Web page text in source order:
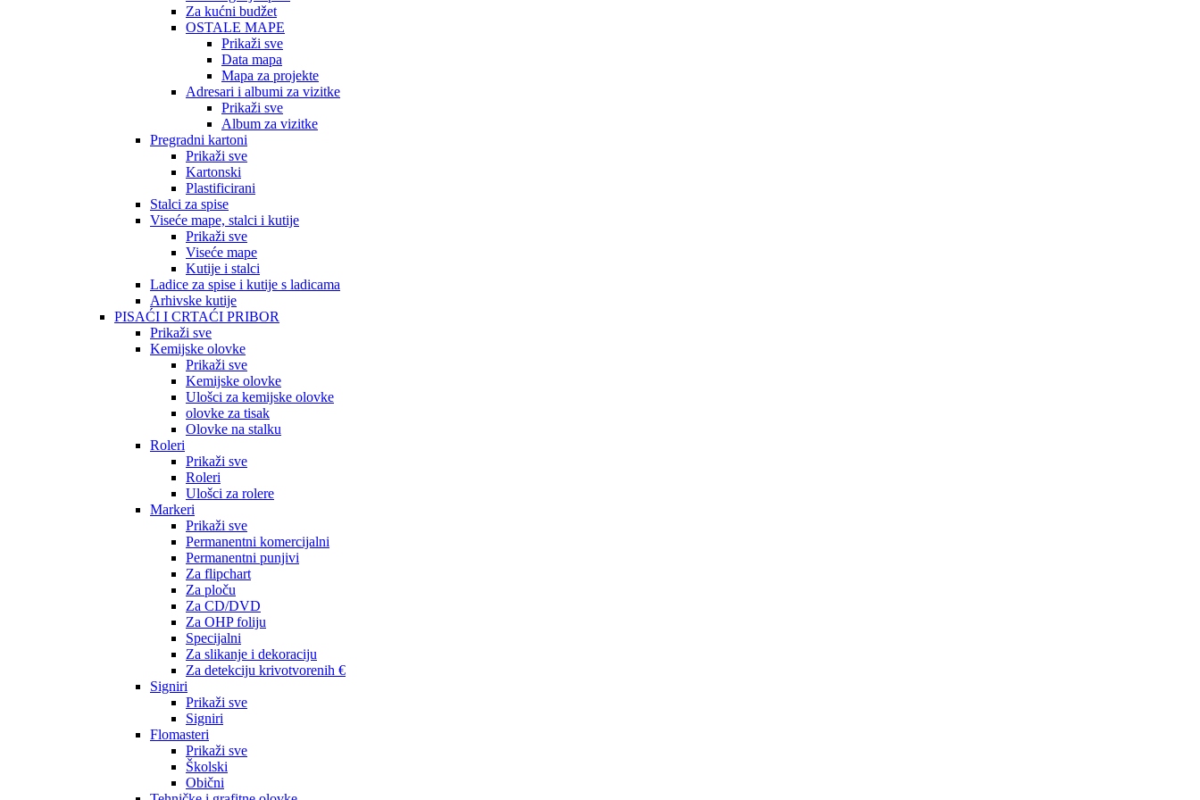
Za kućni budžet
OSTALE MAPE
Prikaži sve
Data mapa
Mapa za projekte
Adresari i albumi za vizitke
Prikaži sve
Album za vizitke
Pregradni kartoni
Prikaži sve
Kartonski
Plastificirani
Stalci za spise
Viseće mape, stalci i kutije
Prikaži sve
Viseće mape
Kutije i stalci
Ladice za spise i kutije s ladicama
Arhivske kutije
PISAĆI I CRTAĆI PRIBOR
Prikaži sve
Kemijske olovke
Prikaži sve
Kemijske olovke
Ulošci za kemijske olovke
olovke za tisak
Olovke na stalku
Roleri
Prikaži sve
Roleri
Ulošci za rolere
Markeri
Prikaži sve
Permanentni komercijalni
Permanentni punjivi
Za flipchart
Za ploču
Za CD/DVD
Za OHP foliju
Specijalni
Za slikanje i dekoraciju
Za detekciju krivotvorenih €
Signiri
Prikaži sve
Signiri
Flomasteri
Prikaži sve
Školski
Obični